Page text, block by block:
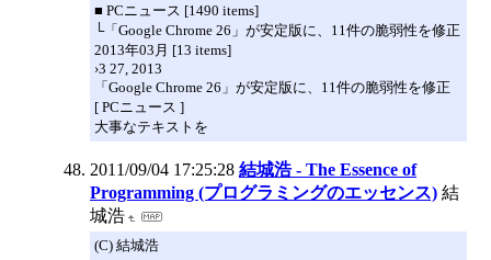
■ PCニュース [1490 items]
└「Google Chrome 26」が安定版に、11件の脆弱性を修正
2013年03月 [13 items]
›3 27, 2013
「Google Chrome 26」が安定版に、11件の脆弱性を修正
[ PCニュース ]
大事なテキストを
2011/09/04 17:25:28 結城浩 - The Essence of
Programming (プログラミングのエッセンス) 結
城浩
(C) 結城浩